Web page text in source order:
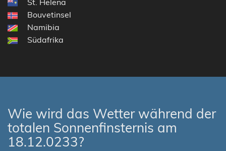
St. Helena
Bouvetinsel
Namibia
Südafrika
Wie wird das Wetter während der
totalen Sonnenfinsternis am
18.12.0233?